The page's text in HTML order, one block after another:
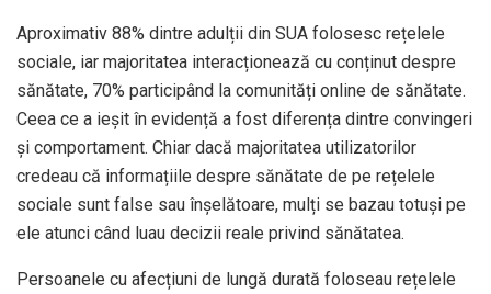
Aproximativ 88% dintre adulții din SUA folosesc rețelele
sociale, iar majoritatea interacționează cu conținut despre
sănătate, 70% participând la comunități online de sănătate.
Ceea ce a ieșit în evidență a fost diferența dintre convingeri
și comportament. Chiar dacă majoritatea utilizatorilor
credeau că informațiile despre sănătate de pe rețelele
sociale sunt false sau înșelătoare, mulți se bazau totuși pe
ele atunci când luau decizii reale privind sănătatea.
Persoanele cu afecțiuni de lungă durată foloseau rețelele